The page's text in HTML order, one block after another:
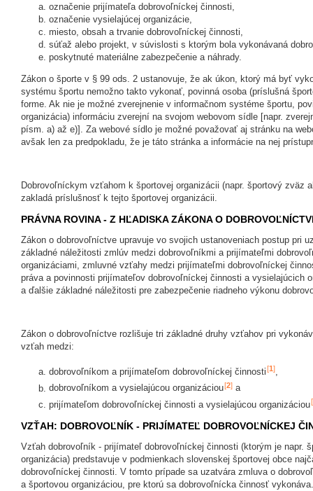
označenie prijímateľa dobrovoľníckej činnosti,
označenie vysielajúcej organizácie,
miesto, obsah a trvanie dobrovoľníckej činnosti,
súťaž alebo projekt, v súvislosti s ktorým bola vykonávaná
poskytnuté materiálne zabezpečenie a náhrady.
Zákon o športe v § 99 ods. 2 ustanovuje, že ak úkon, ktorý má byť
systému športu nemožno takto vykonať, povinná osoba (príslušná
forme. Ak nie je možné zverejnenie v informačnom systéme športu,
organizácia) informáciu zverejní na svojom webovom sídle [napr.
písm. a) až e)]. Za webové sídlo je možné považovať aj stránku na
avšak len za predpokladu, že je táto stránka a informácie na nej
Dobrovoľníckym vzťahom k športovej organizácii (napr. športový zväz
zakladá príslušnosť k tejto športovej organizácii.
PRÁVNA ROVINA - Z HĽADISKA ZÁKONA O
Zákon o dobrovoľníctve upravuje vo svojich ustanoveniach postup pri
základné náležitosti zmlúv medzi dobrovoľníkmi a prijímateľmi
organizáciami, zmluvné vzťahy medzi prijímateľmi dobrovoľníckej
práva a povinnosti prijímateľov dobrovoľníckej činnosti a vysielajúcich
a ďalšie základné náležitosti pre zabezpečenie riadneho výkonu
Zákon o dobrovoľníctve rozlišuje tri základné druhy vzťahov pri
vzťah medzi:
dobrovoľníkom a prijímateľom dobrovoľníckej činnosti[1],
dobrovoľníkom a vysielajúcou organizáciou[2] a
prijímateľom dobrovoľníckej činnosti a vysielajúcou organizáciou[
VZŤAH: DOBROVOĽNÍK - PRIJÍMATEĽ DOBROVOĽNÍCKEJ
Vzťah dobrovoľník - prijímateľ dobrovoľníckej činnosti (ktorým je napr.
organizácia) predstavuje v podmienkach slovenskej športovej obce
dobrovoľníckej činnosti. V tomto prípade sa uzatvára zmluva o
a športovou organizáciou, pre ktorú sa dobrovoľnícka činnosť vykonáva.